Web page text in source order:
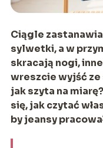
Ciągle
sylwetki, a w
skracają nogi,
wreszcie wyjść
jak szyta na
się, jak czytać
by jeansy